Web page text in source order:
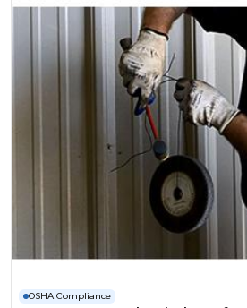
OSHA Compliance